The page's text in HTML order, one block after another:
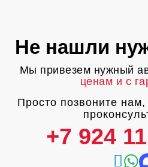
Не нашли
Мы привезем нужный
ценам и с
Просто позвоните
+7 924